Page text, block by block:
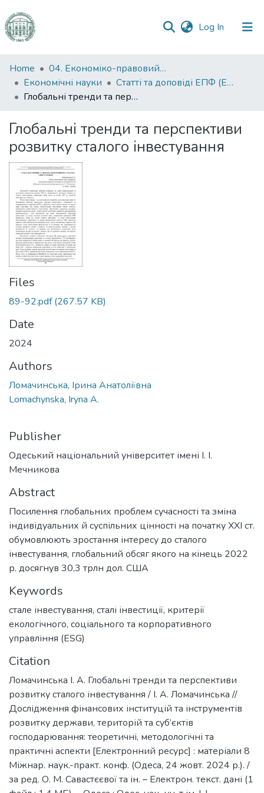
Log In (current)
Communities
&
Collections
Statistics
Home
04. Економіко-правовий факультет
Економічні науки
Статті та доповіді ЕПФ (Економічні науки)
Глобальні тренди та перспективи розвитку сталого інвестування
Глобальні тренди та перспективи
розвитку сталого інвестування
Files
89-92.pdf(267.57 KB)
Date
2024
Authors
Ломачинська, Ірина Анатоліївна
Lomachynska, Iryna A.
Publisher
Одеський національний університет імені І. І.
Мечникова
Abstract
Посилення глобальних проблем сучасності та зміна
індивідуальних й суспільних цінності на початку ХХІ ст.
обумовлюють зростання інтересу до сталого
інвестування, глобальний обсяг якого на кінець 2022
р. досягнув 30,3 трлн дол. США
Keywords
стале інвестування, сталі інвестиції, критерії
екологічного, соціального та корпоративного
управління (ESG)
Citation
Ломачинська І. А. Глобальні тренди та перспективи
розвитку сталого інвестування / І. А. Ломачинська //
Дослідження фінансових інституцій та інструментів
розвитку держави, територій та суб’єктів
господарювання: теоретичні, методологічні та
практичні аспекти [Електронний ресурс] : матеріали 8
Міжнар. наук.-практ. конф. (Одеса, 24 жовт. 2024 р.). /
за ред. О. М. Савастєєвої та ін. – Електрон. текст. дані (1